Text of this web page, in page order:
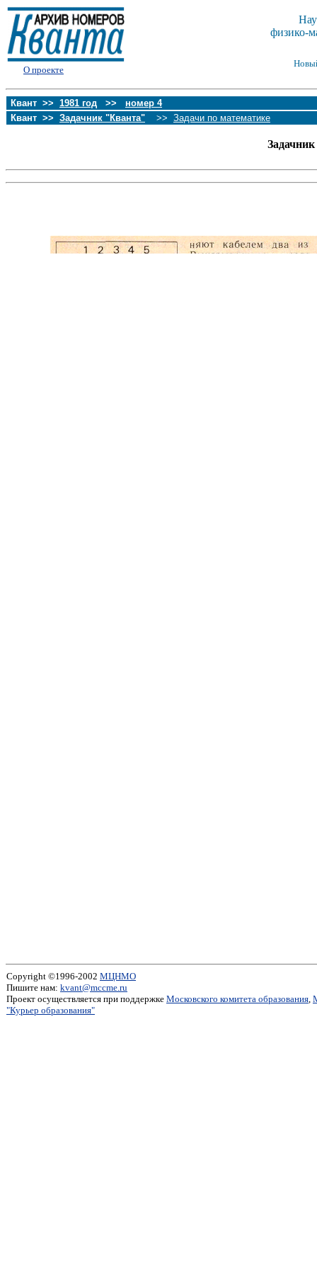
О проекте
физико-
Квант >> 1981 год >> номер 4
Квант >> Задачник "Кванта" >> Задачи по математике
Copyright ©1996-2002 МЦНМО
Пишите нам: kvant@mccme.ru
Проект осуществляется при поддержке Московского комитета образования,
"Курьер образования"